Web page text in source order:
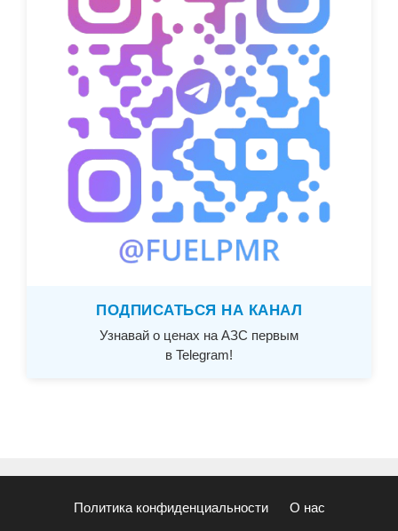
ПОДПИСАТЬСЯ НА КАНАЛ
Узнавай о ценах на АЗС первым
в Telegram!
Политика конфиденциальности О нас